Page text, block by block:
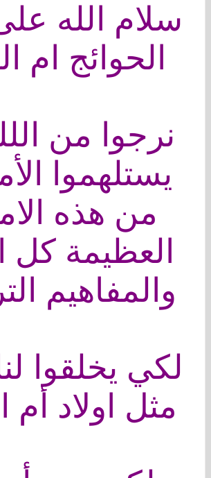
سلام الله
الحوائج ام
نرجوا من
يستلهموا
من هذه
العظيمة كل
والمفاهيم
لكي يخلقوا
مثل اولاد أم